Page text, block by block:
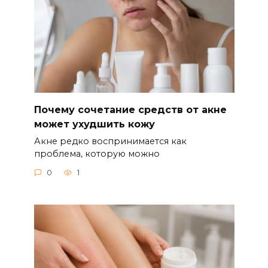
Почему сочетание средств от акне
может ухудшить кожу
Акне редко воспринимается как
проблема, которую можно
0 1